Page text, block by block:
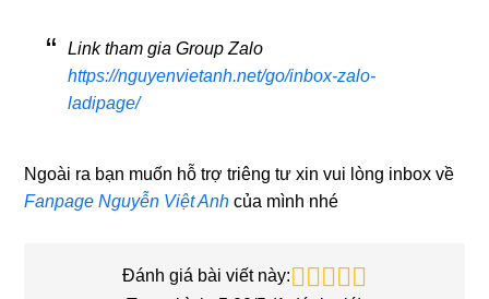
Link tham gia Group Zalo
https://nguyenvietanh.net/go/inbox-zalo-
ladipage/
Ngoài ra bạn muốn hỗ trợ triêng tư xin vui lòng inbox về
Fanpage Nguyễn Việt Anh của mình nhé
Đánh giá bài viết này: